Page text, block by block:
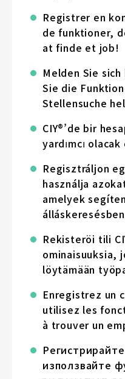
Registrer en
de funktioner,
at finde et job!
Melden Sie sich
Sie die
Stellensuche
CIY®’de bir
yardımcı
Regisztráljon
használja
amelyek
Rekisteröi tili
ominaisuuksia,
löytämään
Enregistrez un
utilisez les
à trouver un
използвайте